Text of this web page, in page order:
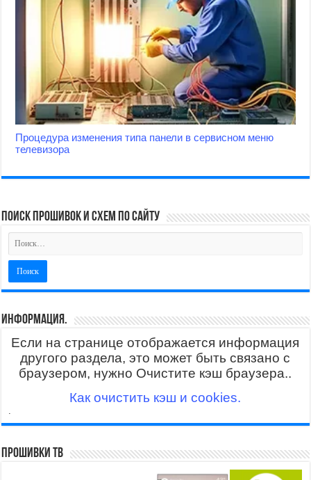
Процедура изменения типа панели в сервисном меню
телевизора
поиск прошивок и схем по сайту
Информация.
Если на странице отображается информация
другого раздела, это может быть связано с
браузером, нужно Очистите кэш браузера..
Как очистить кэш и cookies.
Прошивки ТВ